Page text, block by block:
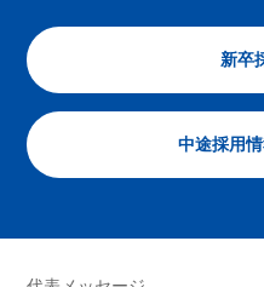
新卒
中途採用情